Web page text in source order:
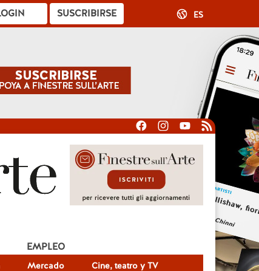
SUSCRIBIRSE ES
Mercado Cine, teatro y TV
EMPLEO